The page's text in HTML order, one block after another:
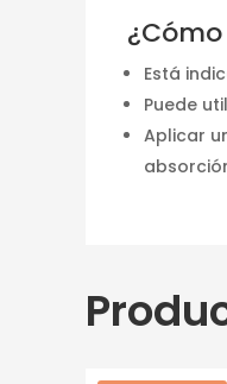
Está
Puede
Aplicar